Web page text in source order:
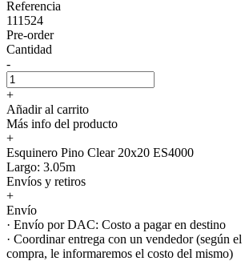
Referencia
111524
Pre-order
Cantidad
-
+
Añadir al carrito
Más info del producto
+
Esquinero Pino Clear 20x20 ES4000
Largo: 3.05m
Envíos y retiros
+
Envío
· Envío por DAC: Costo a pagar en destino
· Coordinar entrega con un vendedor (según
compra, le informaremos el costo del mismo)